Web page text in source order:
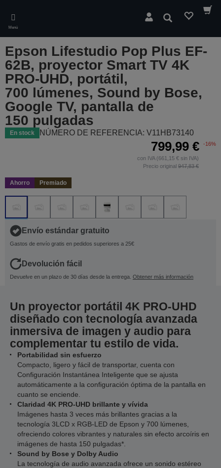
main
content
Menú
Buscar
Epson Lifestudio Pop Plus EF-
62B, proyector Smart TV 4K
PRO-UHD, portátil,
700 lúmenes, Sound by Bose,
Google TV, pantalla de
150 pulgadas
En stock NÚMERO DE REFERENCIA: V11HB73140
799,99 € -16%
con IVA (661,15 € sin IVA)
Precio original 947,83 €
Ahorro Premiado
Envío estándar gratuito
Gastos de envío gratis en pedidos superiores a 25€
Devolución fácil
Devuelve en un plazo de 30 días desde la entrega. Obtener más información
Un proyector portátil 4K PRO-UHD
diseñado con tecnología avanzada
inmersiva de imagen y audio para
complementar tu estilo de vida.
Portabilidad sin esfuerzo
Compacto, ligero y fácil de transportar, cuenta con
Configuración Instantánea Inteligente que se ajusta
automáticamente a la configuración óptima de la pantalla en
cuanto se enciende.
Claridad 4K PRO-UHD brillante y vívida
Imágenes hasta 3 veces más brillantes gracias a la
tecnología 3LCD x RGB-LED de Epson y 700 lúmenes,
ofreciendo colores vibrantes y naturales sin efecto arcoíris en
imágenes de hasta 150 pulgadas*.
Sound by Bose y Dolby Audio
La tecnología de audio avanzada ofrece un sonido estéreo